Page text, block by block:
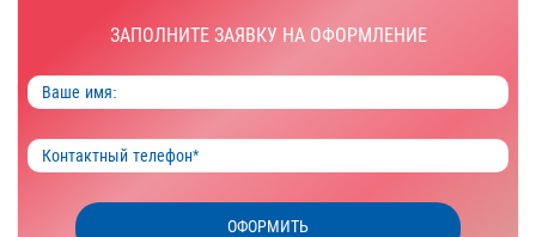
ЗАПОЛНИТЕ ЗАЯВКУ НА ОФОРМЛЕНИЕ
ОФОРМИТЬ